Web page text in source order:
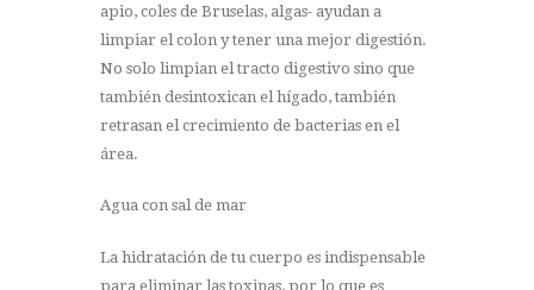
apio, coles de Bruselas, algas- ayudan a
limpiar el colon y tener una mejor digestión.
No solo limpian el tracto digestivo sino que
también desintoxican el hígado, también
retrasan el crecimiento de bacterias en el
área.
Agua con sal de mar
La hidratación de tu cuerpo es indispensable
para eliminar las toxinas, por lo que es